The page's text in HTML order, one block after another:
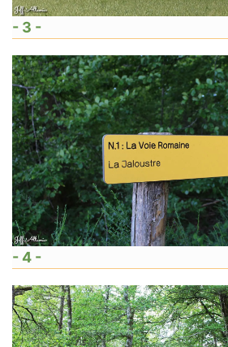
- 3 -
- 4 -